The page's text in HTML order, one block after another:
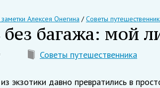
Алексея Онегина /Советы
без багажа: мой
Советы путешественника
экзотики давно превратились в